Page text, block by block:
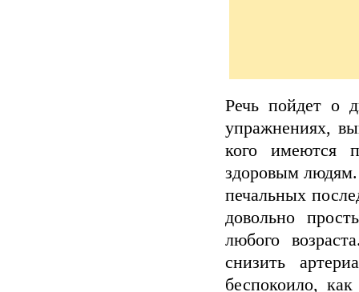
Речь пойдет о
упражнениях,
кого имеются
здоровым
печальных
довольно
любого
снизить
беспокоило,